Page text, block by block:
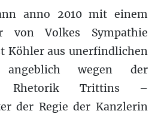
anno 2010 mit einem
von Volkes Sympathie
Köhler aus unerfindlichen
wegen der
Rhetorik Trittins –
der Regie der Kanzlerin